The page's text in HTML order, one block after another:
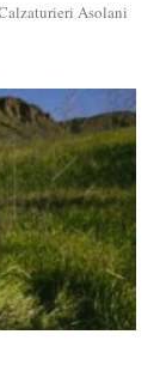
Asolani